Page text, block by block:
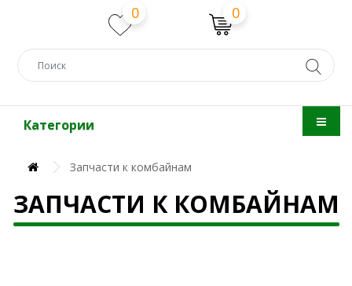
0 0
Категории
Запчасти к комбайнам
ЗАПЧАСТИ К КОМБАЙНАМ